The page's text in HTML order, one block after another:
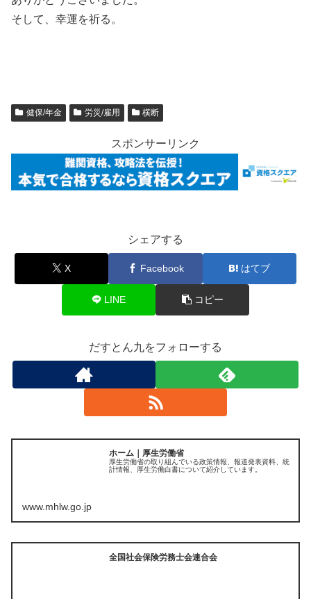
そして、幸運を祈る。
健保/年金 労災/雇用 横断
スポンサーリンク
シェアする
X Facebook はてブ
LINE コピー
だすとん九をフォローする
ホーム｜厚生労働省
厚生労働省の取り組んでいる政策情報、報道発表資料、統
計情報、厚生労働白書について紹介しています。
www.mhlw.go.jp
全国社会保険労務士会連合会